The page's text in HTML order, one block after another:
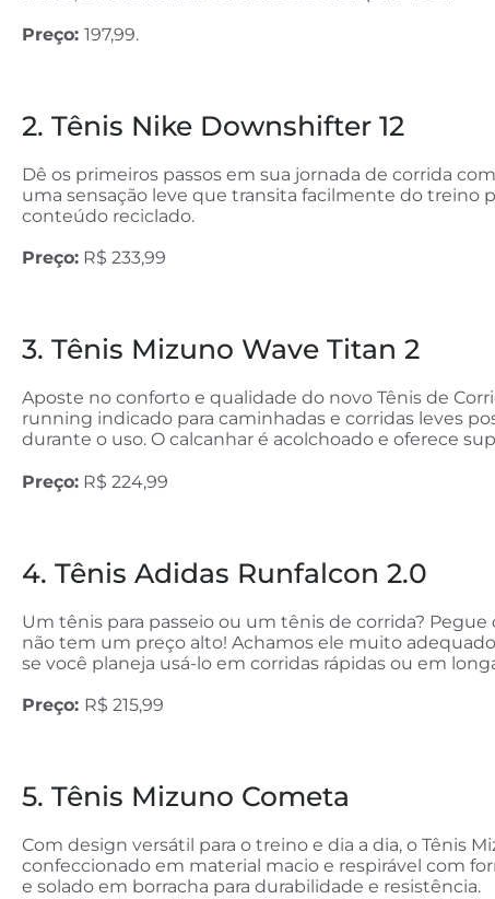
Preço: 197,99.
2. Tênis Nike Downshifter 12
Dê os primeiros passos em sua jornada de corrida
uma sensação leve que transita facilmente do treino
conteúdo reciclado.
Preço: R$ 233,99
3. Tênis Mizuno Wave Titan 2
Aposte no conforto e qualidade do novo Tênis de
running indicado para caminhadas e corridas leves
durante o uso. O calcanhar é acolchoado e oferece
Preço: R$ 224,99
4. Tênis Adidas Runfalcon 2.0
Um tênis para passeio ou um tênis de corrida?
não tem um preço alto! Achamos ele muito
se você planeja usá-lo em corridas rápidas ou em
Preço: R$ 215,99
5. Tênis Mizuno Cometa
Com design versátil para o treino e dia a dia, o Tênis
confeccionado em material macio e respirável com
e solado em borracha para durabilidade e resistência.